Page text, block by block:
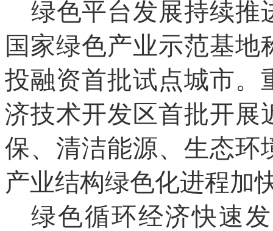
绿色平台发展持续推
国家绿色产业示范基
投融资首批试点城市。
济技术开发区首批开展
保、清洁能源、生态环
产业结构绿色化进程加
绿色循环经济快速